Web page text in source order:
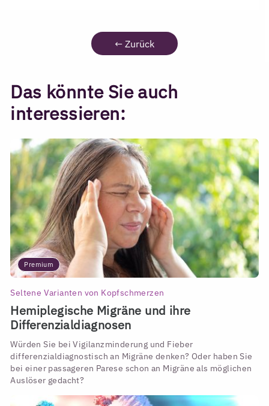
← Zurück
Das könnte Sie auch
interessieren:
Premium
Seltene Varianten von Kopfschmerzen
Hemiplegische Migräne und ihre
Differenzialdiagnosen
Würden Sie bei Vigilanzminderung und Fieber
differenzialdiagnostisch an Migräne denken? Oder haben Sie
bei einer passageren Parese schon an Migräne als möglichen
Auslöser gedacht?